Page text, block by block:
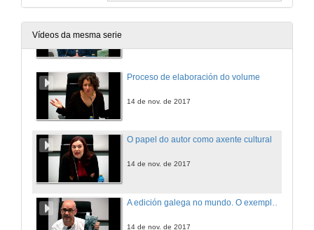
Vídeos da mesma serie
Proceso de elaboración do volume
14 de nov. de 2017
O papel do autor como axente cultural
14 de nov. de 2017
14 de nov. de 2017